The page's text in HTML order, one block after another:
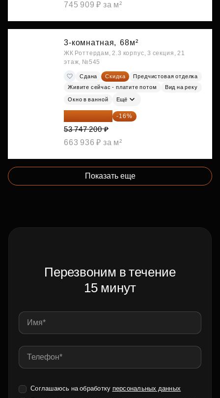
745 909 ₽ за м²
3-комнатная, 68м²
ЖК Роттердам, 2.3 корпус, 3 секция, 21
этаж, №545
Сдана Скидка
Предчистовая отделка
Живите сейчас - платите потом
Вид на реку
Окно в ванной Ещё
45 147 648 ₽ -16%
53 747 200 ₽
663 936 ₽ за м²
Показать еще
Перезвоним в течение
15 минут
Соглашаюсь на обработку персональных данных